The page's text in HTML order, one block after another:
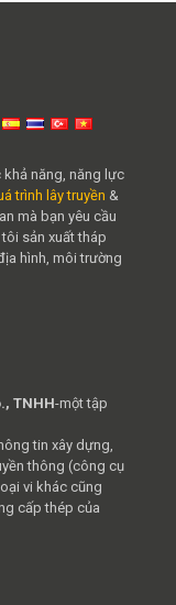
năng, năng lực
trình lây truyền &
mà bạn yêu cầu
sản xuất tháp
hình, môi trường
TNHH-một tập
tin xây dựng,
thông (công cụ
vi khác cũng
cấp thép của